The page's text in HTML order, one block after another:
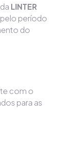
LINTER
período
do
com o
para as